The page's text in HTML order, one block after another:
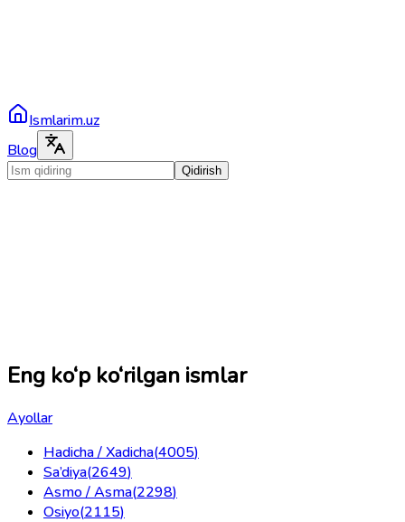
Ismlarim.uz
Blog
Qidirish
Eng ko‘p ko‘rilgan ismlar
Ayollar
Hadicha / Xadicha(4005)
Sa’diya(2649)
Asmo / Asma(2298)
Osiyo(2115)